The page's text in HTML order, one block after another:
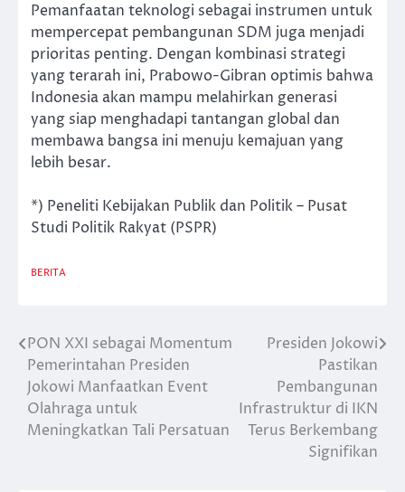
Pemanfaatan teknologi sebagai instrumen untuk
mempercepat pembangunan SDM juga menjadi
prioritas penting. Dengan kombinasi strategi
yang terarah ini, Prabowo-Gibran optimis bahwa
Indonesia akan mampu melahirkan generasi
yang siap menghadapi tantangan global dan
membawa bangsa ini menuju kemajuan yang
lebih besar.
*) Peneliti Kebijakan Publik dan Politik – Pusat
Studi Politik Rakyat (PSPR)
BERITA
Post
navigation
PON XXI sebagai Momentum
Pemerintahan Presiden
Jokowi Manfaatkan Event
Olahraga untuk
Meningkatkan Tali Persatuan
Presiden Jokowi
Pastikan
Pembangunan
Infrastruktur di IKN
Terus Berkembang
Signifikan